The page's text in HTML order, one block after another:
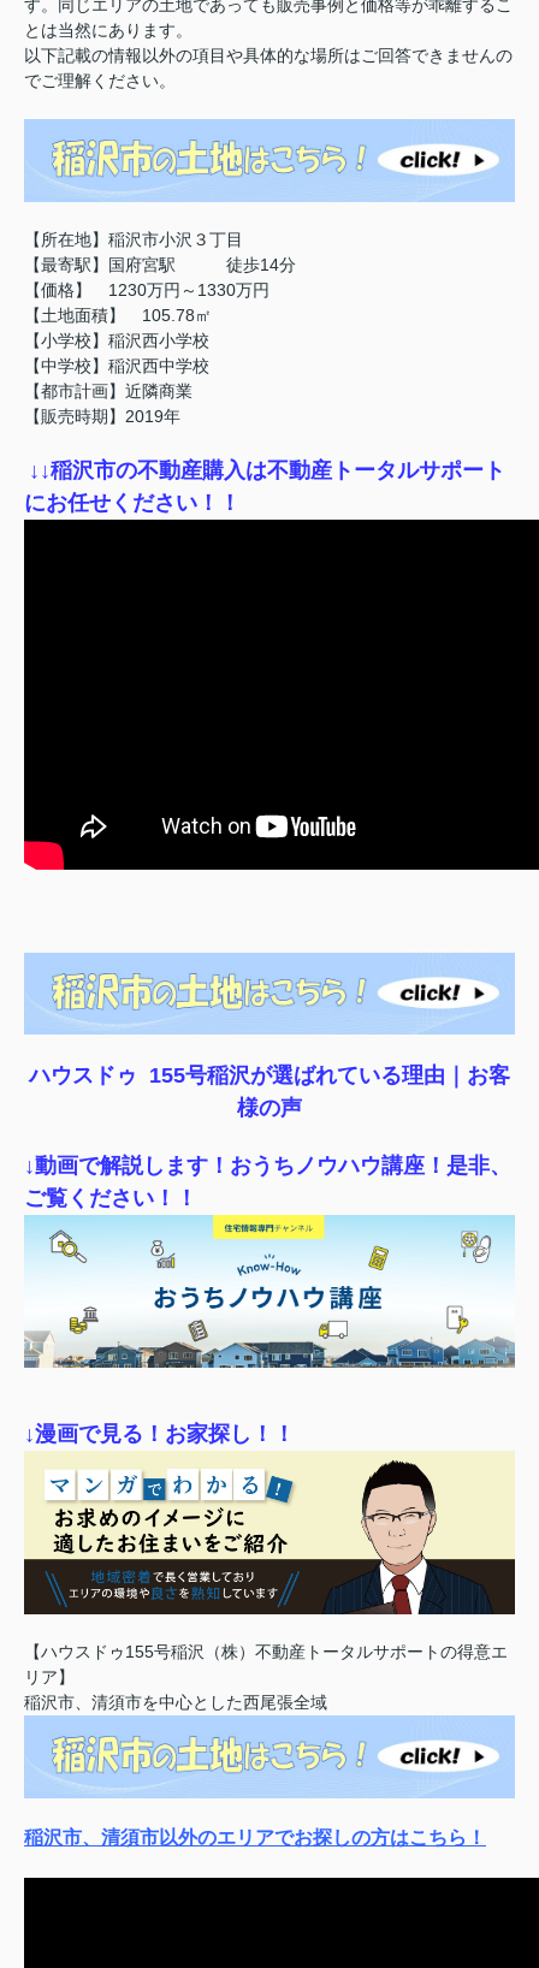
す。同じエリアの土地であっても販売事例と価格等が乖離するこ
とは当然にあります。
以下記載の情報以外の項目や具体的な場所はご回答できませんの
でご理解ください。
【所在地】稲沢市小沢３丁目
【最寄駅】国府宮駅 徒歩14分
【価格】 1230万円～1330万円
【土地面積】 105.78㎡
【小学校】稲沢西小学校
【中学校】稲沢西中学校
【都市計画】近隣商業
【販売時期】2019年
↓ ↓稲沢市の不動産購入は不動産トータルサポート
にお任せください！！
ハウスドゥ 155号稲沢が選ばれている理由｜ お客
様の声
↓動画で解説します！おうちノウハウ講座！是非、
ご覧ください！！
↓漫画で見る！お家探し！！
【ハウスドゥ155号稲沢（株）不動産トータルサポートの得意エ
リア】
稲沢市、清須市を中心とした西尾張全域
稲沢市、清須市以外のエリアでお探しの方はこちら！